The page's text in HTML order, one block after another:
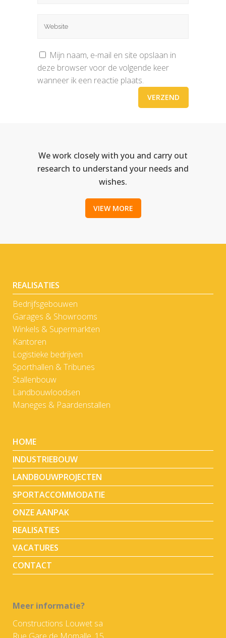
Mijn naam, e-mail en site opslaan in
deze browser voor de volgende keer
wanneer ik een reactie plaats.
We work closely with you and carry out
research to understand your needs and
wishes.
VIEW MORE
REALISATIES
Bedrijfsgebouwen
Garages & Showrooms
Winkels & Supermarkten
Kantoren
Logistieke bedrijven
Sporthallen & Tribunes
Stallenbouw
Landbouwloodsen
Maneges & Paardenstallen
HOME
INDUSTRIEBOUW
LANDBOUWPROJECTEN
SPORTACCOMMODATIE
ONZE AANPAK
REALISATIES
VACATURES
CONTACT
Meer informatie?
Constructions Louwet sa